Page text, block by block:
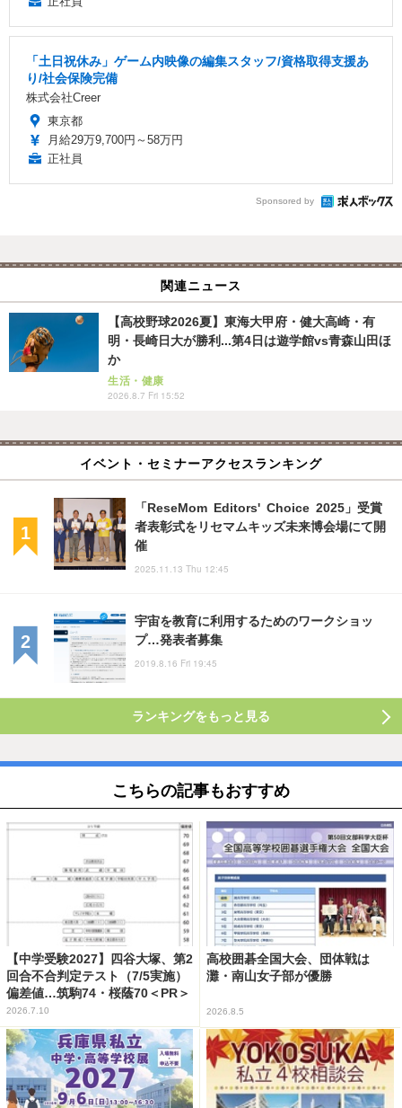
「土日祝休み」ゲーム内映像の編集スタッフ/資格取得支援あ
り/社会保険完備
株式会社Creer
東京都
月給29万9,700円～58万円
正社員
Sponsored by
関連ニュース
【高校野球2026夏】東海大甲府・健大高崎・有
明・長崎日大が勝利...第4日は遊学館vs青森山田ほ
か
生活・健康
2026.8.7 Fri 15:52
イベント・セミナーアクセスランキング
「ReseMom Editors' Choice 2025」受賞
者表彰式をリセマムキッズ未来博会場にて開
催
2025.11.13 Thu 12:45
宇宙を教育に利用するためのワークショッ
プ…発表者募集
2019.8.16 Fri 19:45
ランキングをもっと見る
こちらの記事もおすすめ
【中学受験2027】四谷大塚、第2
回合不合判定テスト（7/5実施）
偏差値…筑駒74・桜蔭70＜PR＞
2026.7.10
高校囲碁全国大会、団体戦は
灘・南山女子部が優勝
2026.8.5